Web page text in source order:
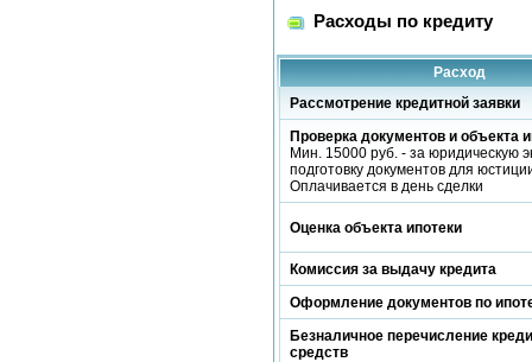
Расходы по кредиту
Расход
Рассмотрение кредитной заявки
Проверка документов и объекта
Мин. 15000 руб. - за юридическую
подготовку документов для
Оплачивается в день сделки
Оценка объекта ипотеки
Комиссия за выдачу кредита
Оформление документов по
Безналичное перечисление
средств